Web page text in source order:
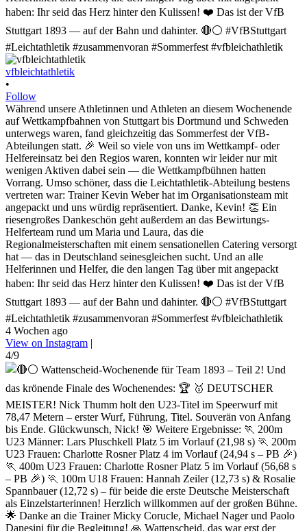
vfbleichtathletik
•
Follow
Während unsere Athletinnen und Athleten an diesem Wochenende
auf Wettkampfbahnen von Stuttgart bis Dortmund und Schweden
unterwegs waren, fand gleichzeitig das Sommerfest der VfB-
Abteilungen statt. 🎉 Weil so viele von uns im Wettkampf- oder
Helfereinsatz bei den Regios waren, konnten wir leider nur mit
wenigen Aktiven dabei sein — die Wettkampfbühnen hatten
Vorrang. Umso schöner, dass die Leichtathletik-Abteilung bestens
vertreten war: Trainer Kevin Weber hat im Organisationsteam mit
angepackt und uns würdig repräsentiert. Danke, Kevin! 👏 Ein
riesengroßes Dankeschön geht außerdem an das Bewirtungs-
Helferteam rund um Maria und Laura, das die
Regionalmeisterschaften mit einem sensationellen Catering versorgt
hat — das in Deutschland seinesgleichen sucht. Und an alle
Helferinnen und Helfer, die den langen Tag über mit angepackt
haben: Ihr seid das Herz hinter den Kulissen! ❤️ Das ist der VfB
Stuttgart 1893 — auf der Bahn und dahinter. 🔴⚪ #VfBStuttgart
#Leichtathletik #zusammenvoran #Sommerfest #vfbleichathletik
4 Wochen ago
View on Instagram |
4/9